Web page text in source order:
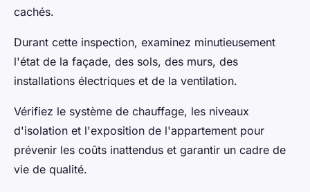
cachés.
Durant cette inspection, examinez minutieusement
l'état de la façade, des sols, des murs, des
installations électriques et de la ventilation.
Vérifiez le système de chauffage, les niveaux
d'isolation et l'exposition de l'appartement pour
prévenir les coûts inattendus et garantir un cadre de
vie de qualité.